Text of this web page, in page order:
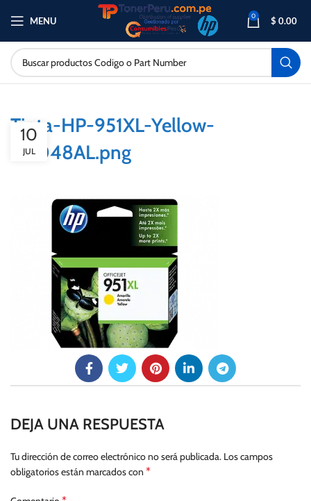
MENU 0 $ 0.00
Tinta-HP-951XL-Yellow-
CN048AL.png
10
JUL
DEJA UNA RESPUESTA
Tu dirección de correo electrónico no será publicada. Los campos
obligatorios están marcados con *